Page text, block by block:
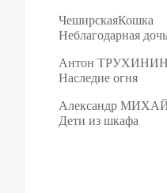
ЧеширскаяКошка
Неблагодарная дочь
Антон ТРУХИНИН
Наследие огня
Александр
Дети из шкафа